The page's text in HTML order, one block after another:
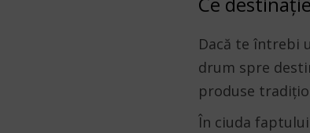
Dacă te întrebi
drum spre
produse
În ciuda